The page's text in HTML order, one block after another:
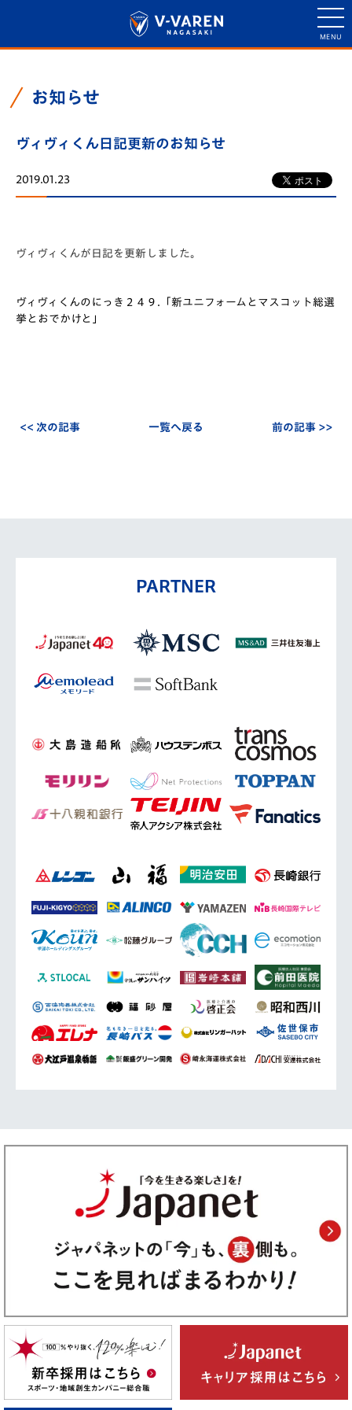
お知らせ
ヴィヴィくん日記更新のお知らせ
2019.01.23
ヴィヴィくんが日記を更新しました。
ヴィヴィくんのにっき２４９.「新ユニフォームとマスコット総選
挙とおでかけと」
<< 次の記事 一覧へ戻る 前の記事 >>
PARTNER